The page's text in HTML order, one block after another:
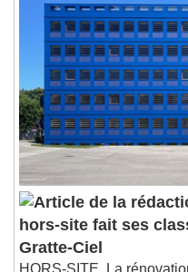
Chapters
Descriptions
descriptions
Subtitles
subtitles
settings dialog
subtitles off,
Audio Track
Picture-in-Picture
This is a modal
Beginning of dialog
and close the
hors-site fait ses
Gratte-Ciel